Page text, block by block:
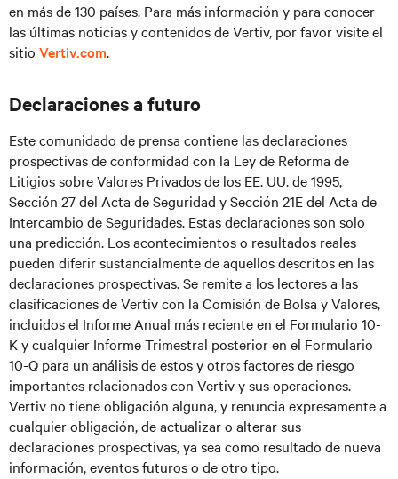
en más de 130 países. Para más información y para conocer
las últimas noticias y contenidos de Vertiv, por favor visite el
sitio Vertiv.com.
Declaraciones a futuro
Este comunidado de prensa contiene las declaraciones
prospectivas de conformidad con la Ley de Reforma de
Litigios sobre Valores Privados de los EE. UU. de 1995,
Sección 27 del Acta de Seguridad y Sección 21E del Acta de
Intercambio de Seguridades. Estas declaraciones son solo
una predicción. Los acontecimientos o resultados reales
pueden diferir sustancialmente de aquellos descritos en las
declaraciones prospectivas. Se remite a los lectores a las
clasificaciones de Vertiv con la Comisión de Bolsa y Valores,
incluidos el Informe Anual más reciente en el Formulario 10-
K y cualquier Informe Trimestral posterior en el Formulario
10-Q para un análisis de estos y otros factores de riesgo
importantes relacionados con Vertiv y sus operaciones.
Vertiv no tiene obligación alguna, y renuncia expresamente a
cualquier obligación, de actualizar o alterar sus
declaraciones prospectivas, ya sea como resultado de nueva
información, eventos futuros o de otro tipo.